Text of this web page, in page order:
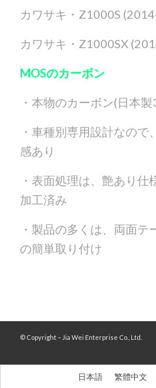
カワサキ・Z1000S
カワサキ・Z1000SX
MOSのカーボン
・本物のカーボン(日本
・車種別専用設計なので
感あり
・表面処理は、艶あり仕
加工済み
・製品の多くは、両面テ
の簡単取り付け
© Copyright – Jia Wei Enterprise Co., Ltd.
日本語 繁體中文